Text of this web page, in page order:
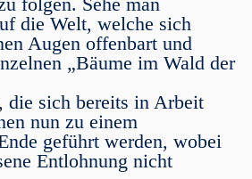
die Welt, welche sich
Augen offenbart und
„Bäume im Wald der
die sich bereits in Arbeit
nun zu einem
geführt werden, wobei
Entlohnung nicht